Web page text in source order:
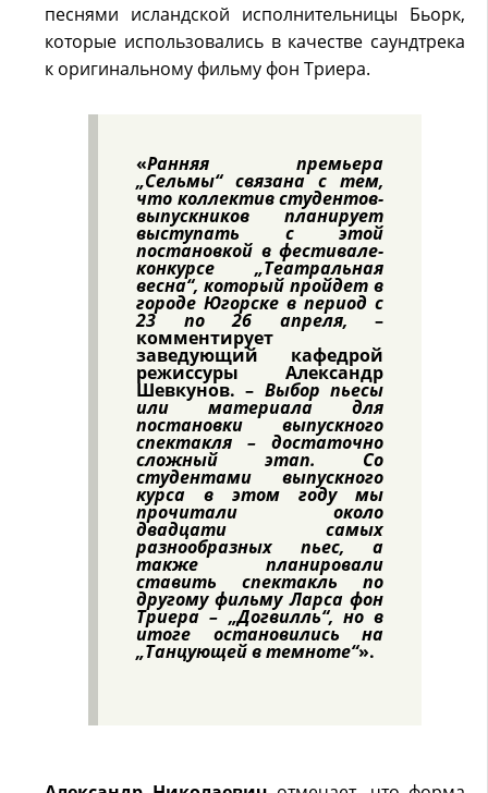
песнями исландской исполнительницы Бьорк,
которые использовались в качестве саундтрека
к оригинальному фильму фон Триера.
«Ранняя премьера
„Сельмы“ связана с тем,
что коллектив студентов-
выпускников планирует
выступать с этой
постановкой в фестивале-
конкурсе „Театральная
весна“, который пройдет в
городе Югорске в период с
23 по 26 апреля, –
комментирует
заведующий кафедрой
режиссуры Александр
Шевкунов.– Выбор пьесы
или материала для
постановки выпускного
спектакля – достаточно
сложный этап. Со
студентами выпускного
курса в этом году мы
прочитали около
двадцати самых
разнообразных пьес, а
также планировали
ставить спектакль по
другому фильму Ларса фон
Триера – „Догвилль“, но в
итоге остановились на
„Танцующей в темноте“».